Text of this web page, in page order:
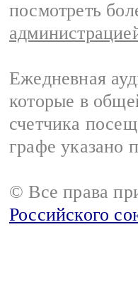
посмотреть
Ежедневная
которые в
счетчика
графе указано
© Все права
Российского